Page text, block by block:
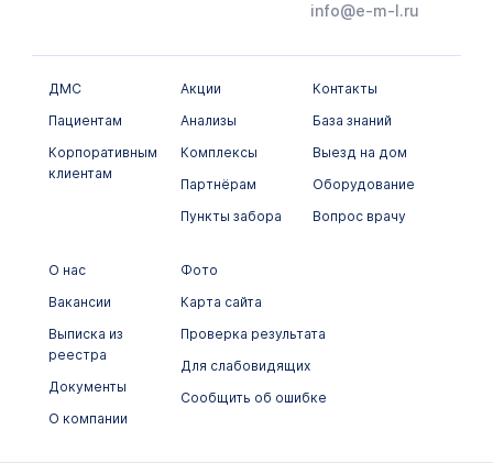
Химико-токсикологические исследования
Цитологические исследования
info@e-m-l.ru
ДМС
Пациентам
Корпоративным
клиентам
Акции
Анализы
Комплексы
Партнёрам
Пункты забора
Контакты
База знаний
Выезд на дом
Оборудование
Вопрос врачу
О нас
Вакансии
Выписка из
реестра
Документы
О компании
Фото
Карта сайта
Проверка результата
Для слабовидящих
Сообщить об ошибке